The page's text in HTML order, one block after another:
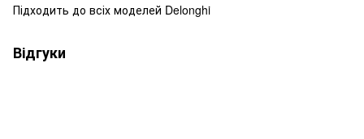
Підходить до всіх моделей Delonghi
Відгуки